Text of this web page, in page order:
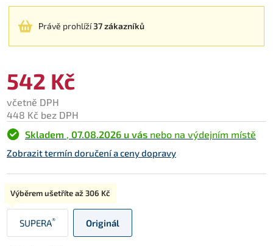
Právě prohlíží37 zákazníků
542 Kč
včetně DPH
448 Kč bez DPH
Skladem , 07.08.2026 u vás nebo na výdejním místě
Zobrazit termín doručení a ceny dopravy
Typ:
SUPERA®
Výběrem ušetříte až306 Kč
Originál